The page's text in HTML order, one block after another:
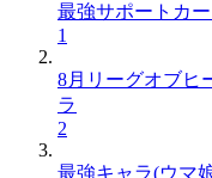
最強サポートカ
1
8月リーグオブヒ
ラ
2
最強キャラ(ウマ